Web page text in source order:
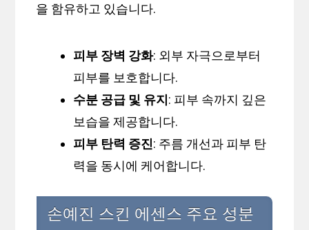
을 함유하고 있습니다.
피부 장벽 강화: 외부 자극으로부터
피부를 보호합니다.
수분 공급 및 유지: 피부 속까지 깊은
보습을 제공합니다.
피부 탄력 증진: 주름 개선과 피부 탄
력을 동시에 케어합니다.
손예진 스킨 에센스 주요 성분